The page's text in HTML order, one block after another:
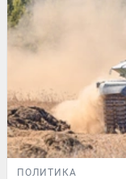
ПОЛИТИКА